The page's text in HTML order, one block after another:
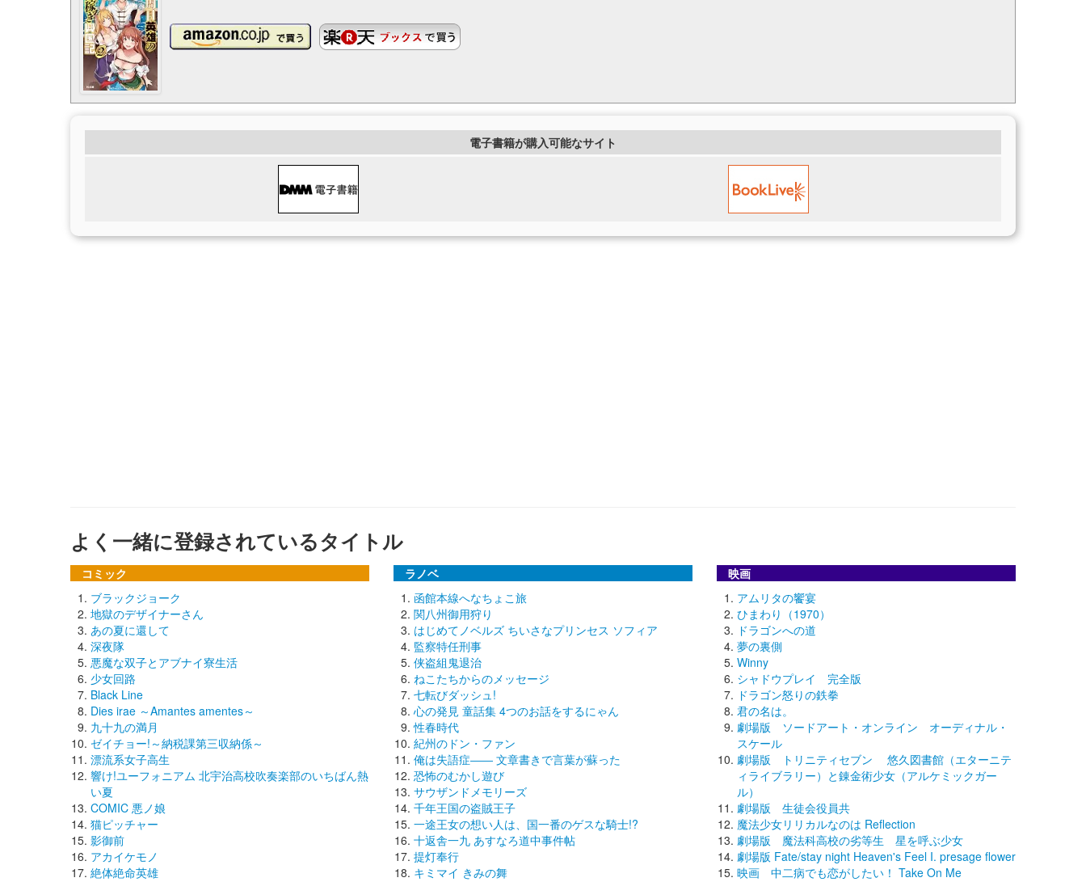
電子書籍が購入可能なサイト
よく一緒に登録されているタイトル
コミック
ブラックジョーク
地獄のデザイナーさん
あの夏に還して
深夜隊
悪魔な双子とアブナイ寮生活
少女回路
Black Line
Dies irae ～Amantes amentes～
九十九の満月
ゼイチョー!～納税課第三収納係～
漂流系女子高生
響け!ユーフォニアム 北宇治高校吹奏楽部のいちばん熱
い夏
COMIC 悪ノ娘
猫ピッチャー
影御前
アカイケモノ
絶体絶命英雄
ラノベ
函館本線へなちょこ旅
関八州御用狩り
はじめてノベルズ ちいさなプリンセス ソフィア
監察特任刑事
侠盗組鬼退治
ねこたちからのメッセージ
七転びダッシュ!
心の発見 童話集 4つのお話をするにゃん
性春時代
紀州のドン・ファン
俺は失語症―― 文章書きで言葉が蘇った
恐怖のむかし遊び
サウザンドメモリーズ
千年王国の盗賊王子
一途王女の想い人は、国一番のゲスな騎士!?
十返舎一九 あすなろ道中事件帖
提灯奉行
キミマイ きみの舞
映画
アムリタの饗宴
ひまわり（1970）
ドラゴンへの道
夢の裏側
Winny
シャドウプレイ 完全版
ドラゴン怒りの鉄拳
君の名は。
劇場版 ソードアート・オンライン オーディナル・
スケール
劇場版 トリニティセブン 悠久図書館（エターニテ
ィライブラリー）と錬金術少女（アルケミックガー
ル）
劇場版 生徒会役員共
魔法少女リリカルなのは Reflection
劇場版 魔法科高校の劣等生 星を呼ぶ少女
劇場版 Fate/stay night Heaven's Feel I. presage flower
映画 中二病でも恋がしたい！ Take On Me